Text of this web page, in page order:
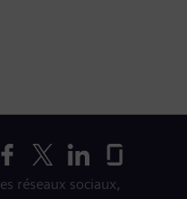
réseaux sociaux,